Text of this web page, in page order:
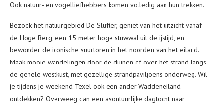
Ook natuur- en vogelliefhebbers komen volledig aan hun trekken.
Bezoek het natuurgebied De Slufter, geniet van het uitzicht vanaf
de Hoge Berg, een 15 meter hoge stuwwal uit de ijstijd, en
bewonder de iconische vuurtoren in het noorden van het eiland.
Maak mooie wandelingen door de duinen of over het strand langs
de gehele westkust, met gezellige strandpaviljoens onderweg. Wil
je tijdens je weekend Texel ook een ander Waddeneiland
ontdekken? Overweeg dan een avontuurlijke dagtocht naar